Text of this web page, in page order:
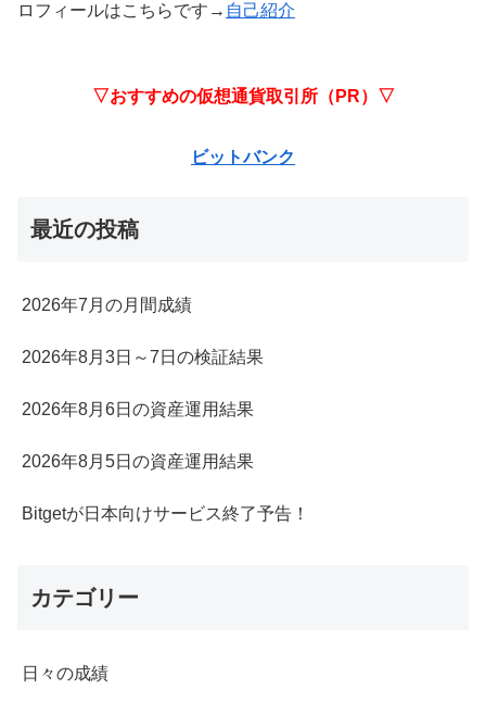
ロフィールはこちらです→ 自己紹介
▽おすすめの仮想通貨取引所（PR）▽
ビットバンク
最近の投稿
2026年7月の月間成績
2026年8月3日～7日の検証結果
2026年8月6日の資産運用結果
2026年8月5日の資産運用結果
Bitgetが日本向けサービス終了予告！
カテゴリー
日々の成績